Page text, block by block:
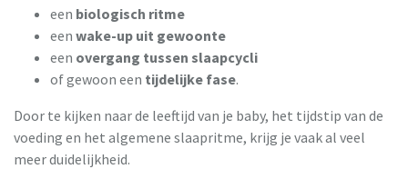
een biologisch ritme
een wake-up uit gewoonte
een overgang tussen slaapcycli
of gewoon een tijdelijke fase.
Door te kijken naar de leeftijd van je baby, het tijdstip van de
voeding en het algemene slaapritme, krijg je vaak al veel
meer duidelijkheid.